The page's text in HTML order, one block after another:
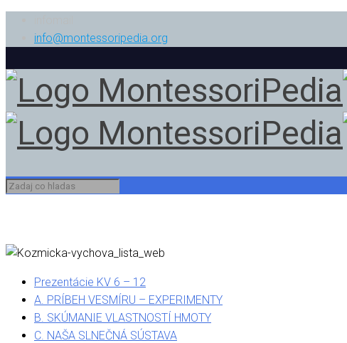
info@montessoripedia.org
Prezentácie KV 6 – 12
A. PRÍBEH VESMÍRU – EXPERIMENTY
B. SKÚMANIE VLASTNOSTÍ HMOTY
C. NAŠA SLNEČNÁ SÚSTAVA